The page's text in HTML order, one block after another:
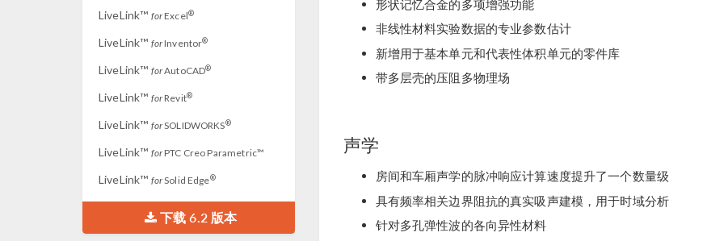
LiveLink™ forExcel®
LiveLink™ forInventor®
LiveLink™ forAutoCAD®
LiveLink™ forRevit®
LiveLink™ forSOLIDWORKS®
LiveLink™ forPTC Creo Parametric™
LiveLink™ forSolid Edge®
下载 6.2 版本
形状记忆合金的多项增强功能
非线性材料实验数据的专业参数估计
新增用于基本单元和代表性体积单元的零件库
带多层壳的压阻多物理场
声学
房间和车厢声学的脉冲响应计算速度提升了一个数量级
具有频率相关边界阻抗的真实吸声建模，用于时域分析
针对多孔弹性波的各向异性材料